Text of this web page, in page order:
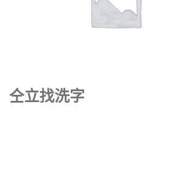
仝立找洗字